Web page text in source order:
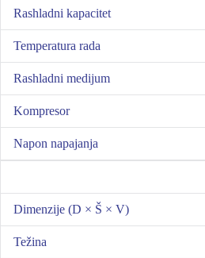
Rashladni kapacitet
Temperatura rada
Rashladni medijum
Kompresor
Napon napajanja
Dimenzije (D × Š × V)
Težina